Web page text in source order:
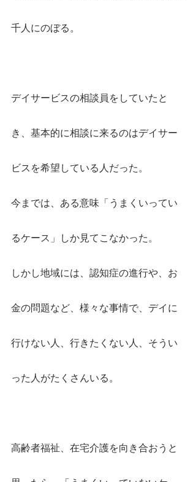
千人にのぼる。
デイサービスの相談員をしていたと
き、基本的に相談に来るのはデイサー
ビスを希望している人だった。
今までは、ある意味「うまくいってい
るケース」しか見てこなかった。
しかし地域には、認知症の進行や、お
金の問題など、様々な事情で、デイに
行けない人、行きたくない人、そうい
った人がたくさんいる。
高齢者福祉、在宅介護を向き合おうと